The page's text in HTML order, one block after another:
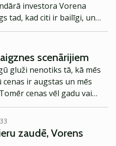
investora Vorena
tad, kad citi ir bailīgi, un
Viņš norāda, ka daudzi
lai gan tajā brīdī, kad
Arī vēsture esot
lieliskas investīciju
ka, viņaprāt, tomēr ir
lietās, par ko ir kāda
scenārijiem
gluži nenotiks tā, kā mēs
ir augstas un mēs
cenas vēl gadu vai
nozīmē, ka tad iet tirgū
nostājai, vērtējot
investīciju rezultātus. Tad
kritumiem un nekrist
zaudē, Vorens